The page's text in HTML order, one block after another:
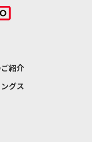
紹介
グス